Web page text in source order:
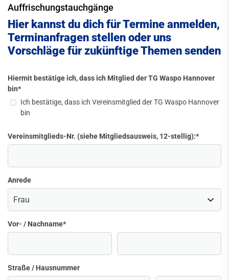
Auffrischungstauchgänge
Hier kannst du dich für Termine anmelden,
Terminanfragen stellen oder uns
Vorschläge für zukünftige Themen senden
Hiermit bestätige ich, dass ich Mitglied der TG Waspo Hannover
bin*
Ich bestätige, dass ich Vereinsmitglied der TG Waspo Hannover
bin
Vereinsmitglieds-Nr. (siehe Mitgliedsausweis, 12-stellig):*
Anrede
Vor- / Nachname*
Straße / Hausnummer